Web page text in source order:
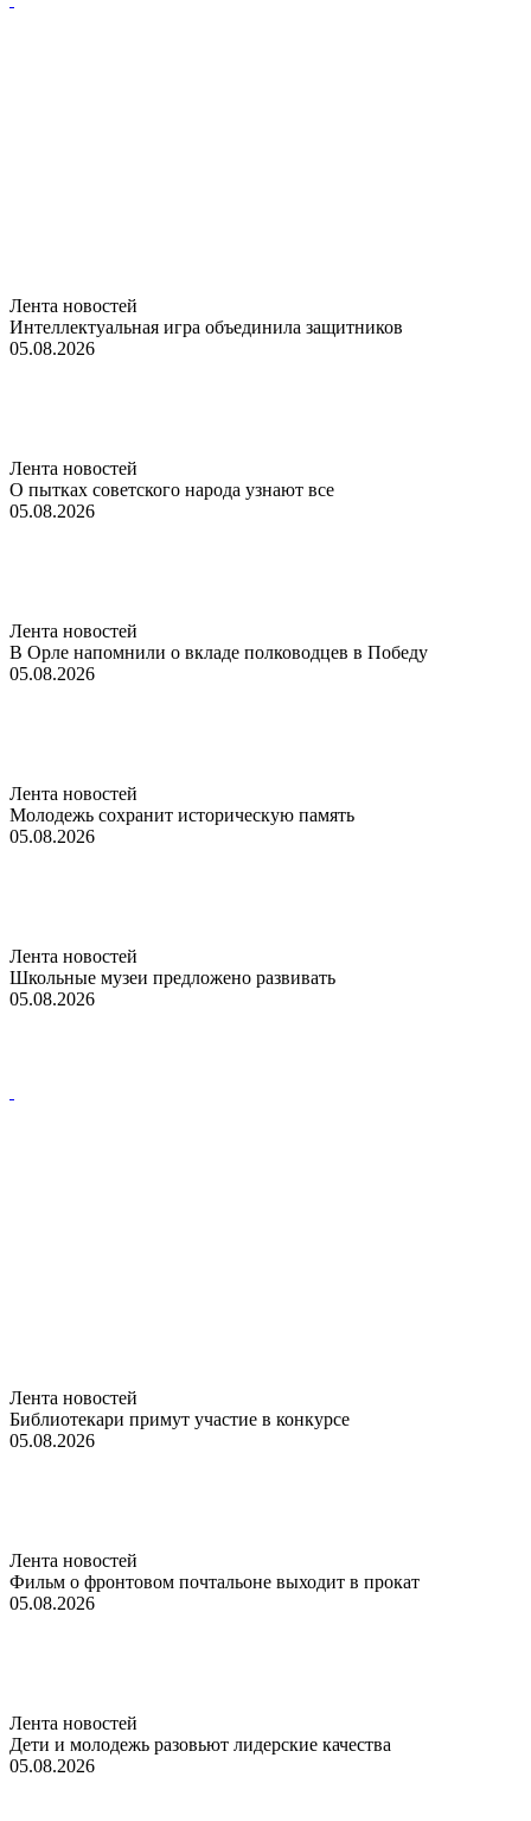
Лента новостей
Интеллектуальная игра объединила защитников
05.08.2026
Лента новостей
О пытках советского народа узнают все
05.08.2026
Лента новостей
В Орле напомнили о вкладе полководцев в Победу
05.08.2026
Лента новостей
Молодежь сохранит историческую память
05.08.2026
Лента новостей
Школьные музеи предложено развивать
05.08.2026
Лента новостей
Библиотекари примут участие в конкурсе
05.08.2026
Лента новостей
Фильм о фронтовом почтальоне выходит в прокат
05.08.2026
Лента новостей
Дети и молодежь разовьют лидерские качества
05.08.2026